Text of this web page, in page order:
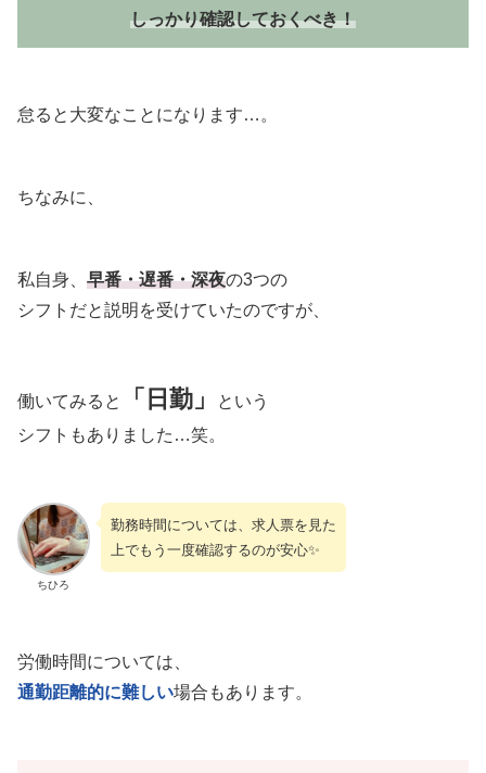
しっかり確認しておくべき！
怠ると大変なことになります…。
ちなみに、
私自身、 早番・遅番・深夜の3つの
シフトだと説明を受けていたのですが、
働いてみると 「日勤」
という
シフトもありました…笑。
ちひろ
勤務時間については、求人票を見た
上でもう一度確認するのが安心✨
労働時間については、
通勤距離的に難しい場合もあります。